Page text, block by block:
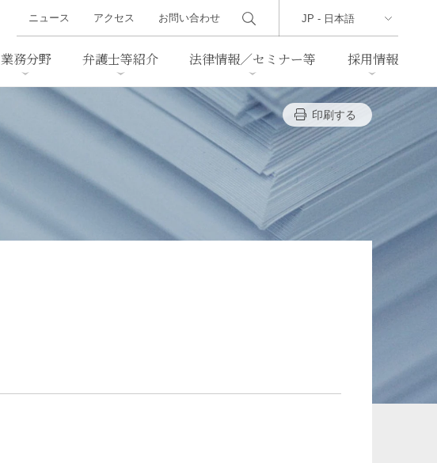
アクセス
業務分野
事業再生・倒産
国際取引 通商法・経済安全保障
中国法務
インフラ／PFI／PPP
弁護士等紹介 法律情報／セミナー等
ニューズレター 判例紹介
採用情報
ニュース アクセス お問い合わせ
印刷する